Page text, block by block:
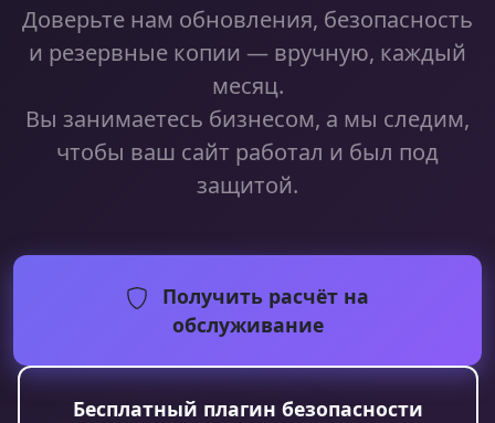
Доверьте нам обновления, безопасность
и резервные копии — вручную, каждый
месяц.
Вы занимаетесь бизнесом, а мы следим,
чтобы ваш сайт работал и был под
защитой.
Получить расчёт на
обслуживание
Бесплатный плагин безопасности